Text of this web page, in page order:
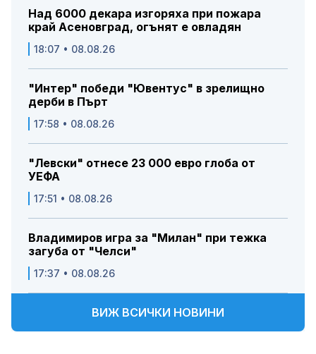
Над 6000 декара изгоряха при пожара
край Асеновград, огънят е овладян
18:07 • 08.08.26
"Интер" победи "Ювентус" в зрелищно
дерби в Пърт
17:58 • 08.08.26
"Левски" отнесе 23 000 евро глоба от
УЕФА
17:51 • 08.08.26
Владимиров игра за "Милан" при тежка
загуба от "Челси"
17:37 • 08.08.26
ВИЖ ВСИЧКИ НОВИНИ